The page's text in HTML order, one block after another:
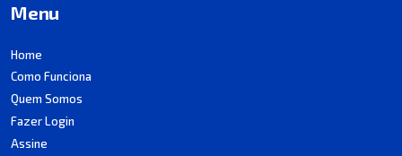
Menu
Home
Como Funciona
Quem Somos
Fazer Login
Assine